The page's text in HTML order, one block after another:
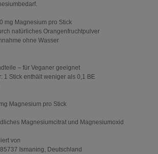
mg Magnesium pro Stick
natürliches Orangenfruchtpulver
ohne Wasser
– für Veganer geeignet
1 Stick enthält weniger als 0,1 BE
Magnesium pro Stick
Magnesiumcitrat und Magnesiumoxid
von
Ismaning, Deutschland